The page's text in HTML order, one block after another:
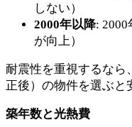
しない）
2000年以降: 2000
が向上）
耐震性を重視するなら
正後）の物件を選ぶと
築年数と光熱費